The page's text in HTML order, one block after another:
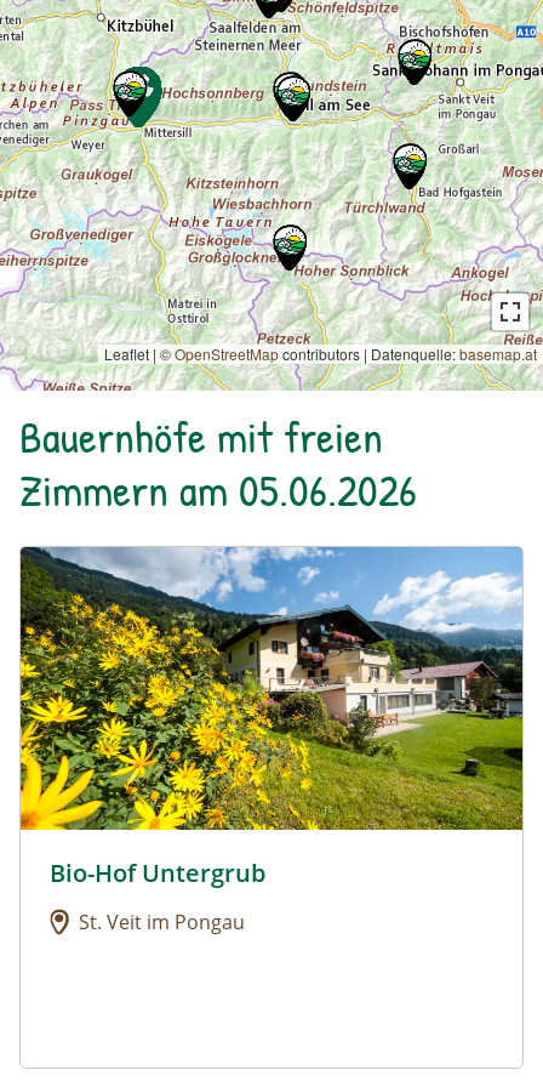
Leaflet | ©OpenStreetMapcontributors | Datenquelle:basemap.at
Bauernhöfe mit freien
Zimmern am 05.06.2026
Urlaub am Bauernhof: Bio-Hof Untergrub
Urlaub am Bauernhof: Bio-Hof Untergrub
Bio-Hof Untergrub
St. Veit im Pongau